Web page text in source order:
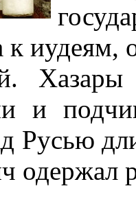
к иудеям,
и
Русью
одержал